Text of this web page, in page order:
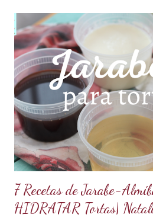
auténtica maravilla. Se lo puede
formas con el mismo resultado,
es una crema que tiene una parte
de crema de leche o nata, más
ganache aquí en mi Blog. 😉
600 g de chocolate blanco
cálidos) 200 g de crema para batir
para hacer Chantilly vegetal)
y...
7 Recetas de Jarabe-
HIDRATAR Tortas|